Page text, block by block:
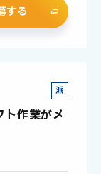
する
派
社
作業がメ